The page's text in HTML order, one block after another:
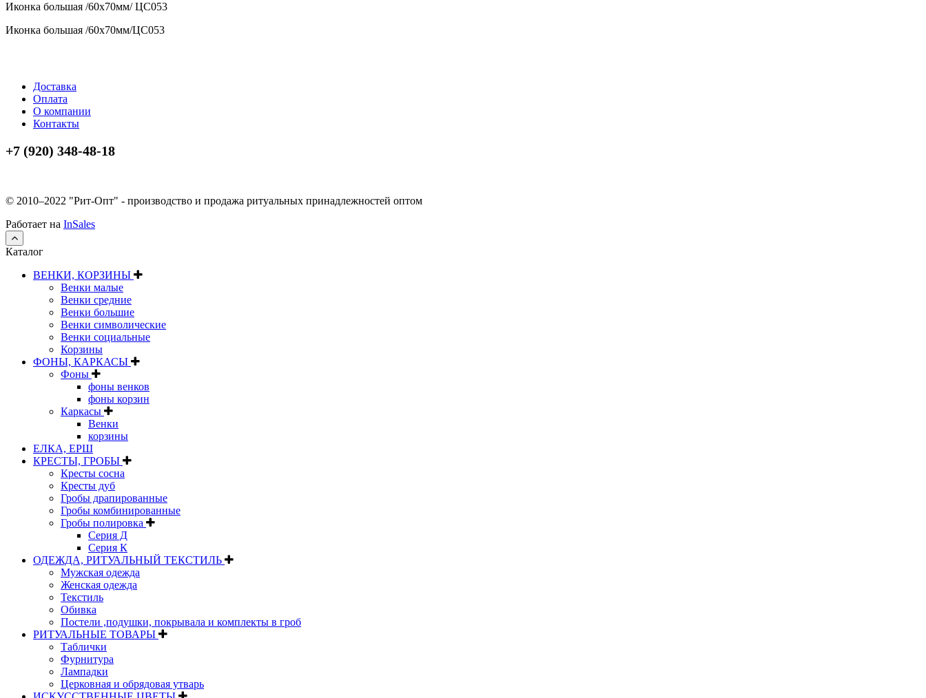
Иконка большая /60х70мм/ ЦС053
Иконка большая /60х70мм/ЦС053
Доставка
Оплата
О компании
Контакты
+7 (920) 348-48-18
© 2010–2022 "Рит-Опт" - производство и продажа ритуальных принадлежностей оптом
Работает на InSales
Каталог
ВЕНКИ, КОРЗИНЫ
Венки малые
Венки средние
Венки большие
Венки символические
Венки социальные
Корзины
ФОНЫ, КАРКАСЫ
Фоны
фоны венков
фоны корзин
Каркасы
Венки
корзины
ЕЛКА, ЕРШ
КРЕСТЫ, ГРОБЫ
Кресты сосна
Кресты дуб
Гробы драпированные
Гробы комбинированные
Гробы полировка
Серия Д
Серия К
ОДЕЖДА, РИТУАЛЬНЫЙ ТЕКСТИЛЬ
Мужская одежда
Женская одежда
Текстиль
Обивка
Постели ,подушки, покрывала и комплекты в гроб
РИТУАЛЬНЫЕ ТОВАРЫ
Таблички
Фурнитура
Лампадки
Церковная и обрядовая утварь